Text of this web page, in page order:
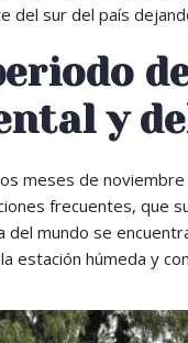
del sur del país
y
meses de
frecuentes, que
del mundo se
estación húmeda y